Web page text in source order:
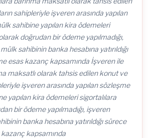
sahipleriyle işveren arasında yapılan
sahibine yapılan kira ödemeleri
doğrudan bir ödeme yapılmadığı,
sahibinin banka hesabına yatırıldığı
esas kazanç kapsamında İşveren ile
maksatlı olarak tahsis edilen konut ve
işveren arasında yapılan sözleşme
yapılan kira ödemeleri sigortalılara
bir ödeme yapılmadığı, işveren
banka hesabına yatırıldığı sürece
kapsamında